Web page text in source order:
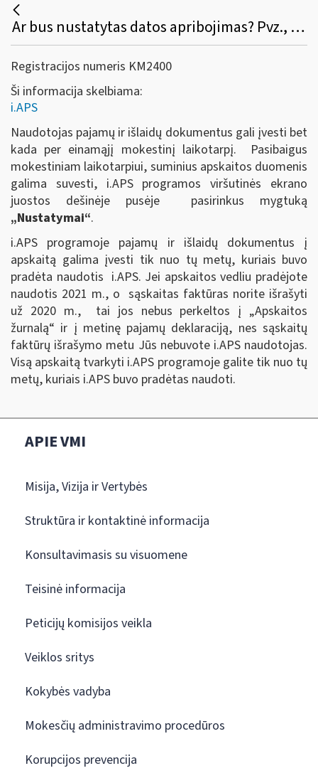
Ar bus nustatytas datos apribojimas? Pvz., išrašiau S / F, pamiršau įvesti į programą, galėsiu tą padaryti po pusmečio atbuline data?
Registracijos numeris KM2400
Ši informacija skelbiama:
i.APS
Naudotojas pajamų ir išlaidų dokumentus gali įvesti bet
kada per einamąjį mokestinį laikotarpį. Pasibaigus
mokestiniam laikotarpiui, suminius apskaitos duomenis
galima suvesti, i.APS programos viršutinės ekrano
juostos dešinėje pusėje pasirinkus mygtuką
„Nustatymai“.
i.APS programoje pajamų ir išlaidų dokumentus į
apskaitą galima įvesti tik nuo tų metų, kuriais buvo
pradėta naudotis i.APS. Jei apskaitos vedliu pradėjote
naudotis 2021 m., o sąskaitas faktūras norite išrašyti
už 2020 m., tai jos nebus perkeltos į „Apskaitos
žurnalą“ ir į metinę pajamų deklaraciją, nes sąskaitų
faktūrų išrašymo metu Jūs nebuvote i.APS naudotojas.
Visą apskaitą tvarkyti i.APS programoje galite tik nuo tų
metų, kuriais i.APS buvo pradėtas naudoti.
APIE VMI
Misija, Vizija ir Vertybės
Struktūra ir kontaktinė informacija
Konsultavimasis su visuomene
Teisinė informacija
Peticijų komisijos veikla
Veiklos sritys
Kokybės vadyba
Mokesčių administravimo procedūros
Korupcijos prevencija